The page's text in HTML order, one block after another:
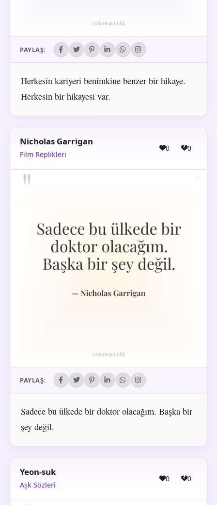
PAYLAŞ:
Herkesin kariyeri benimkine benzer bir hikaye.
Herkesin bir hikayesi var.
Nicholas Garrigan
Film Replikleri
0 0
PAYLAŞ:
Sadece bu ülkede bir doktor olacağım. Başka bir
şey değil.
Yeon-suk
Aşk Sözleri
0 0